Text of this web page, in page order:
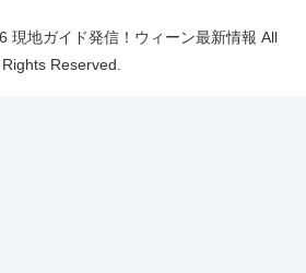
現地ガイド発信！ウィーン最新情報 All
Rights Reserved.